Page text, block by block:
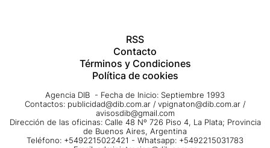
RSS
Contacto
Términos y Condiciones
Política de cookies
Agencia DIB - Fecha de Inicio: Septiembre 1993
Contactos: publicidad@dib.com.ar / vpignaton@dib.com.ar /
avisosdib@gmail.com
Dirección de las oficinas: Calle 48 Nº 726 Piso 4, La Plata; Provincia
de Buenos Aires, Argentina
Teléfono: +5492215022421 - Whatsapp: +5492215031783